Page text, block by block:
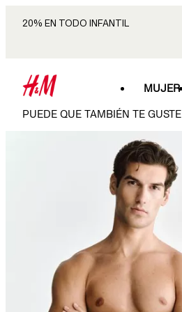
20% EN TODO INFANTIL
MUJER
PUEDE QUE TAMBIÉN TE GUSTE